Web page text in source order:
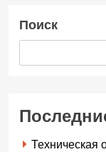
Поиск
Техническая